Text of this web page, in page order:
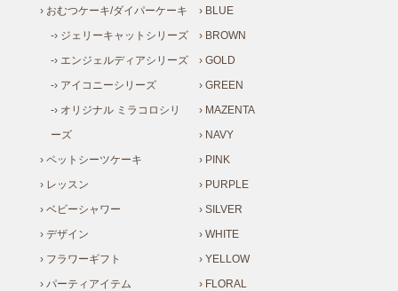
› おむつケーキ/ダイパーケーキ
-› ジェリーキャットシリーズ
-› エンジェルディアシリーズ
-› アイコニーシリーズ
-› オリジナル ミラコロシリ
ーズ
› ペットシーツケーキ
› レッスン
› ベビーシャワー
› デザイン
› フラワーギフト
› パーティアイテム
› BLUE
› BROWN
› GOLD
› GREEN
› MAZENTA
› NAVY
› PINK
› PURPLE
› SILVER
› WHITE
› YELLOW
› FLORAL